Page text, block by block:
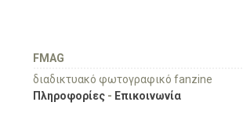
FMAG
διαδικτυακό φωτογραφικό fanzine
Πληροφορίες - Επικοινωνία